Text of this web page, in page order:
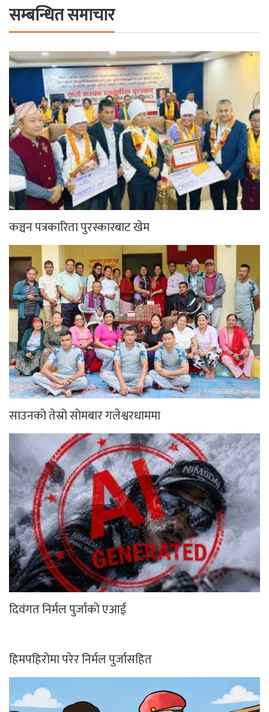
सम्बन्धित समाचार
कञ्चन पत्रकारिता पुरस्कारबाट खेम
साउनको तेस्रो सोमबार गलेश्वरधाममा
दिवंगत निर्मल पुर्जाको एआई
हिमपहिरोमा परेर निर्मल पुर्जासहित